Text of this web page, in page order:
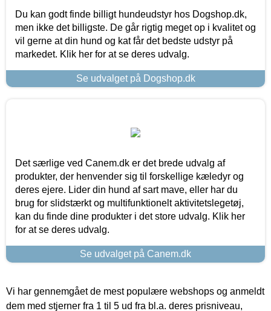
Du kan godt finde billigt hundeudstyr hos Dogshop.dk,
men ikke det billigste. De går rigtig meget op i kvalitet og
vil gerne at din hund og kat får det bedste udstyr på
markedet. Klik her for at se deres udvalg.
Se udvalget på Dogshop.dk
Det særlige ved Canem.dk er det brede udvalg af
produkter, der henvender sig til forskellige kæledyr og
deres ejere. Lider din hund af sart mave, eller har du
brug for slidstærkt og multifunktionelt aktivitetslegetøj,
kan du finde dine produkter i det store udvalg. Klik her
for at se deres udvalg.
Se udvalget på Canem.dk
Vi har gennemgået de mest populære webshops og anmeldt
dem med stjerner fra 1 til 5 ud fra bl.a. deres prisniveau,